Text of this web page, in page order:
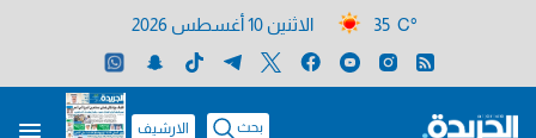
35 C° الاثنين 10 أغسطس 2026
بحث الارشيف